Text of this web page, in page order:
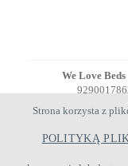
Strona korzysta z
POLITYKĄ
We Love Beds